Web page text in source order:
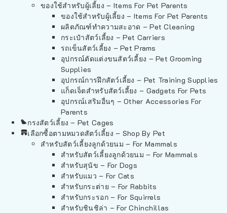
ของใช้สำหรับผู้เลี้ยง – Items For Pet Parents
ของใช้สำหรับผู้เลี้ยง – Items For Pet Parents
ผลิตภัณฑ์ทำความสะอาด – Pet Cleaning
กระเป๋าสัตว์เลี้ยง – Pet Carriers
รถเข็นสัตว์เลี้ยง – Pet Prams
อุปกรณ์ตัดแต่งขนสัตว์เลี้ยง – Pet Grooming
Supplies
อุปกรณ์การฝึกสัตว์เลี้ยง – Pet Training Supplies
แก็ดเจ็ตสำหรับสัตว์เลี้ยง – Gadgets For Pets
อุปกรณ์เสริมอื่นๆ – Other Accessories For
Parents
กรงสัตว์เลี้ยง – Pet Cages
เลือกซื้อตามหมวดสัตว์เลี้ยง – Shop By Pet
สำหรับสัตว์เลี้ยงลูกด้วยนม – For Mammals
สำหรับสัตว์เลี้ยงลูกด้วยนม – For Mammals
สำหรับสุนัข – For Dogs
สำหรับแมว – For Cats
สำหรับกระต่าย – For Rabbits
สำหรับกระรอก – For Squirrels
สำหรับชินชิล่า – For Chinchillas